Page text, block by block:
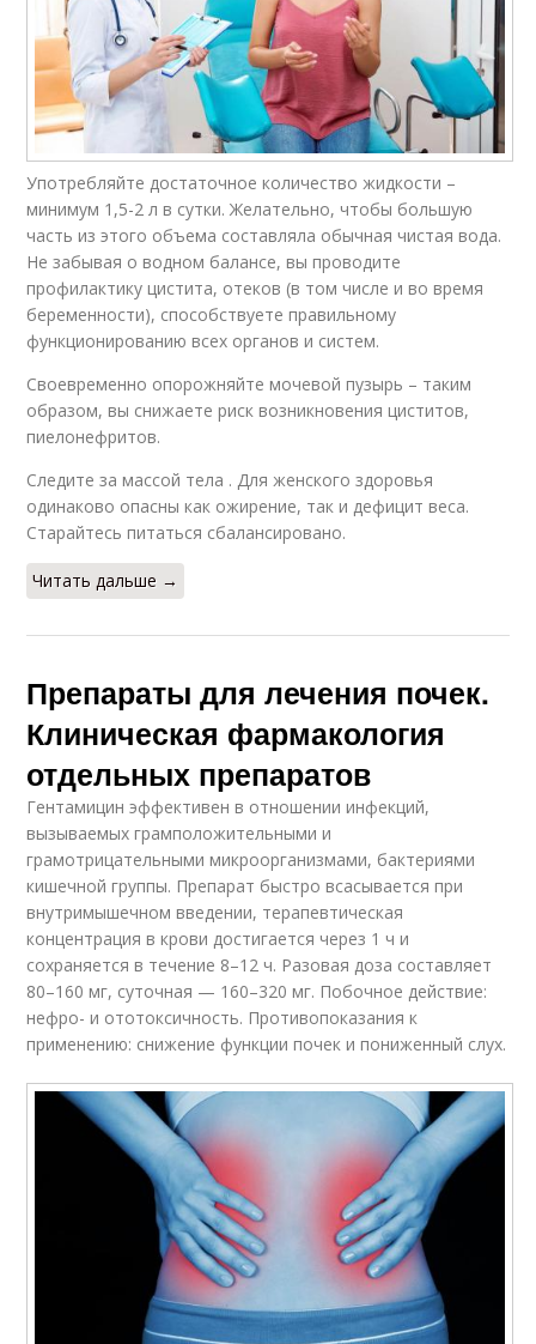
Употребляйте достаточное количество жидкости –
минимум 1,5-2 л в сутки. Желательно, чтобы большую
часть из этого объема составляла обычная чистая вода.
Не забывая о водном балансе, вы проводите
профилактику цистита, отеков (в том числе и во время
беременности), способствуете правильному
функционированию всех органов и систем.
Своевременно опорожняйте мочевой пузырь – таким
образом, вы снижаете риск возникновения циститов,
пиелонефритов.
Следите за массой тела . Для женского здоровья
одинаково опасны как ожирение, так и дефицит веса.
Старайтесь питаться сбалансировано.
Читать дальше →
Препараты для лечения почек.
Клиническая фармакология
отдельных препаратов
Гентамицин эффективен в отношении инфекций,
вызываемых грамположительными и
грамотрицательными микроорганизмами, бактериями
кишечной группы. Препарат быстро всасывается при
внутримышечном введении, терапевтическая
концентрация в крови достигается через 1 ч и
сохраняется в течение 8–12 ч. Разовая доза составляет
80–160 мг, суточная — 160–320 мг. Побочное действие:
нефро- и ототоксичность. Противопоказания к
применению: снижение функции почек и пониженный слух.